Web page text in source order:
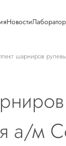
Новости
шарниров
а/м